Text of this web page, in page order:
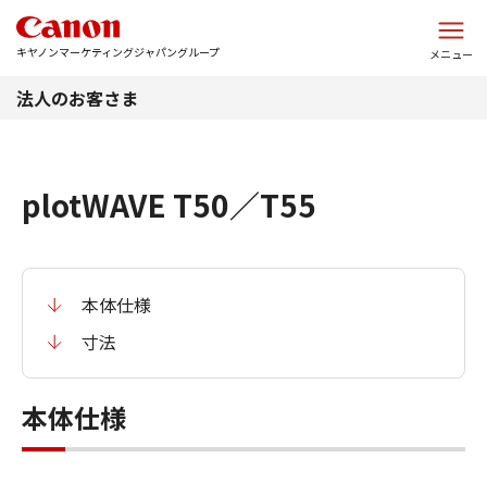
キヤノンマーケティングジャパングループ メニュー
法人のお客さま
plotWAVE T50／T55
本体仕様
寸法
本体仕様